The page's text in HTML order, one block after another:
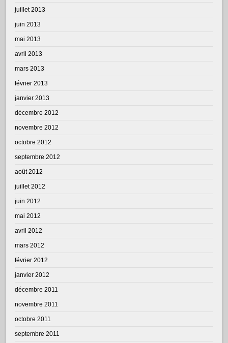
juillet 2013
juin 2013
mai 2013
avril 2013
mars 2013
février 2013
janvier 2013
décembre 2012
novembre 2012
octobre 2012
septembre 2012
août 2012
juillet 2012
juin 2012
mai 2012
avril 2012
mars 2012
février 2012
janvier 2012
décembre 2011
novembre 2011
octobre 2011
septembre 2011